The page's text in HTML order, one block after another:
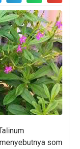
som